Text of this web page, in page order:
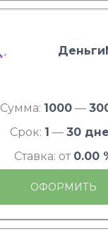
Сумма: 1000 —
Срок: 1 — 30
Ставка: от 0.00
ОФОРМИТЬ